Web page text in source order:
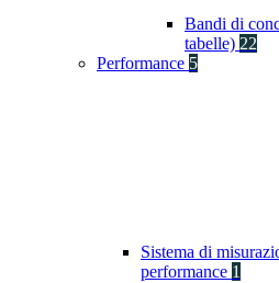
Bandi di
tabelle) 22
Performance 5
Sistema di
performance 1